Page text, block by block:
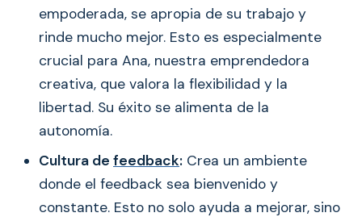
empoderada, se apropia de su trabajo y
rinde mucho mejor. Esto es especialmente
crucial para Ana, nuestra emprendedora
creativa, que valora la flexibilidad y la
libertad. Su éxito se alimenta de la
autonomía.
Cultura de feedback: Crea un ambiente
donde el feedback sea bienvenido y
constante. Esto no solo ayuda a mejorar, sino